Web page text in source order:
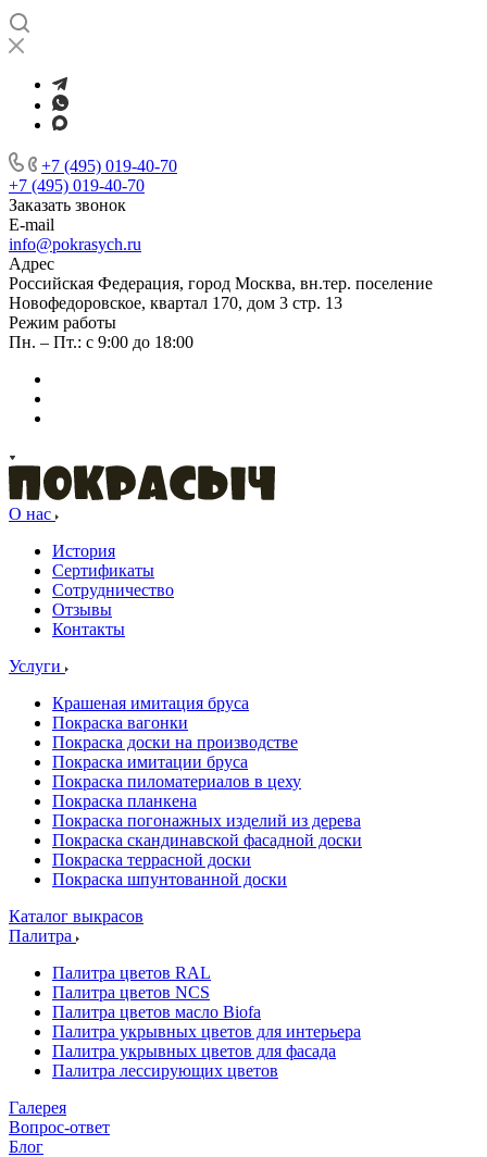
+7 (495) 019-40-70
+7 (495) 019-40-70
Заказать звонок
E-mail
info@pokrasych.ru
Адрес
Российская Федерация, город Москва, вн.тер. поселение
Новофедоровское, квартал 170, дом 3 стр. 13
Режим работы
Пн. – Пт.: с 9:00 до 18:00
О нас
История
Сертификаты
Сотрудничество
Отзывы
Контакты
Услуги
Крашеная имитация бруса
Покраска вагонки
Покраска доски на производстве
Покраска имитации бруса
Покраска пиломатериалов в цеху
Покраска планкена
Покраска погонажных изделий из дерева
Покраска скандинавской фасадной доски
Покраска террасной доски
Покраска шпунтованной доски
Каталог выкрасов
Палитра
Палитра цветов RAL
Палитра цветов NCS
Палитра цветов масло Biofa
Палитра укрывных цветов для интерьера
Палитра укрывных цветов для фасада
Палитра лессирующих цветов
Галерея
Вопрос-ответ
Блог